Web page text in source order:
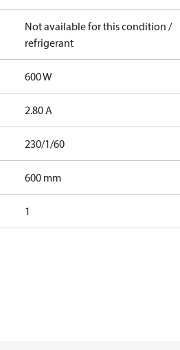
Not available for this condition /
refrigerant
600 W
2.80 A
230/1/60
600 mm
1